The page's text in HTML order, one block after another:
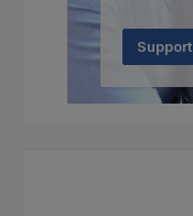
Support